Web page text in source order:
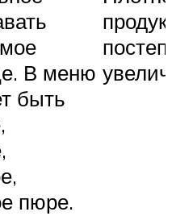
В меню
быть
пюре.